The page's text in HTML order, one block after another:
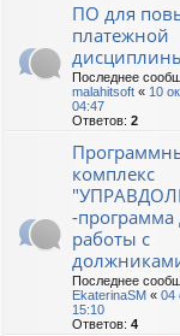
ПО для
платежной
Последнее
malahitsoft « 10
04:47
Ответов: 2
комплекс
-программа
работы с
Последнее
EkaterinaSM « 04
15:10
Ответов: 4